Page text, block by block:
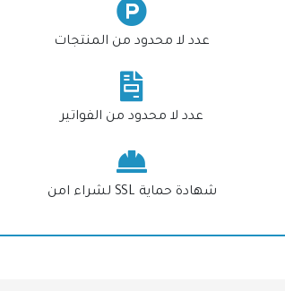
عدد لا محدود من المنتجات
عدد لا محدود من الفواتير
شهادة حماية SSL لشراء امن